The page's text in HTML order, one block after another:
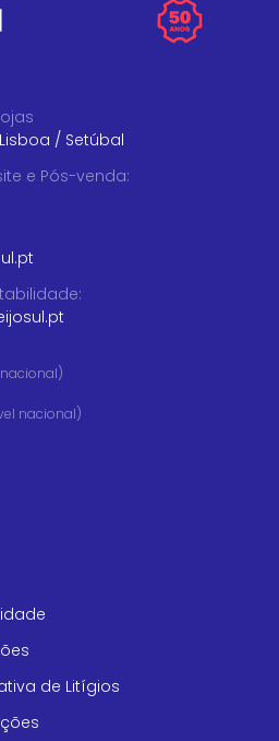
Lisboa / Setúbal
e Pós-venda:
:
nacional)
de Litígios